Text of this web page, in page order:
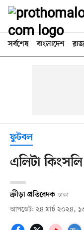
সর্বশেষ বাংলাদেশ
ফুটবল
এলিটা কিংসলি
ক্রীড়া প্রতিবেদক ঢাকা
আপডেট: ২৪ মার্চ ২০২৪,